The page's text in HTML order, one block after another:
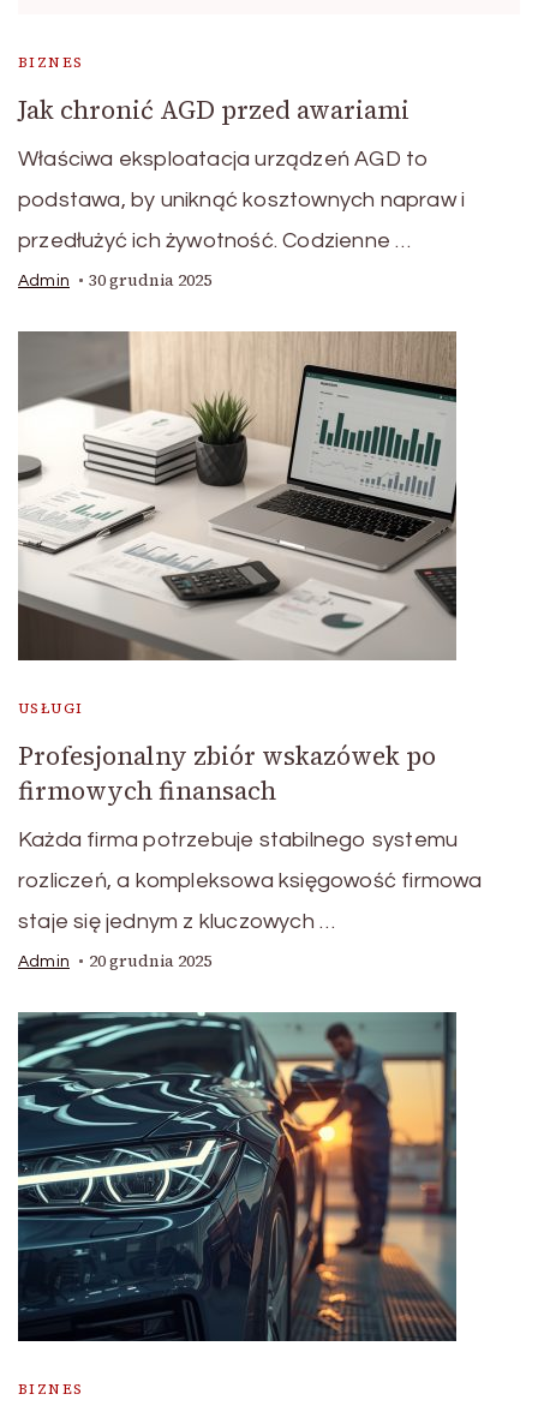
BIZNES
Jak chronić AGD przed awariami
Właściwa eksploatacja urządzeń AGD to
podstawa, by uniknąć kosztownych napraw i
przedłużyć ich żywotność. Codzienne …
Admin 30 grudnia 2025
USŁUGI
Profesjonalny zbiór wskazówek po
firmowych finansach
Każda firma potrzebuje stabilnego systemu
rozliczeń, a kompleksowa księgowość firmowa
staje się jednym z kluczowych …
Admin 20 grudnia 2025
BIZNES